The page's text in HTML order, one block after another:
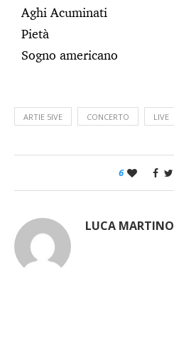
Aghi Acuminati
Pietà
Sogno americano
ARTIE 5IVE CONCERTO LIVE
6
LUCA MARTINO